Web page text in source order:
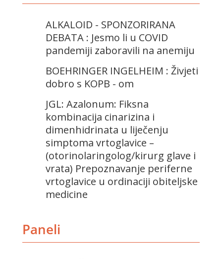
ALKALOID - SPONZORIRANA
DEBATA : Jesmo li u COVID
pandemiji zaboravili na anemiju
BOEHRINGER INGELHEIM : Živjeti
dobro s KOPB - om
JGL: Azalonum: Fiksna
kombinacija cinarizina i
dimenhidrinata u liječenju
simptoma vrtoglavice –
(otorinolaringolog/kirurg glave i
vrata) Prepoznavanje periferne
vrtoglavice u ordinaciji obiteljske
medicine
Paneli